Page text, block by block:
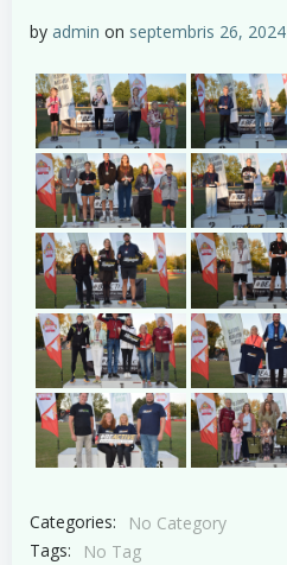
by admin on septembris 26, 2024
Categories:
No Category
Tags:
No Tag